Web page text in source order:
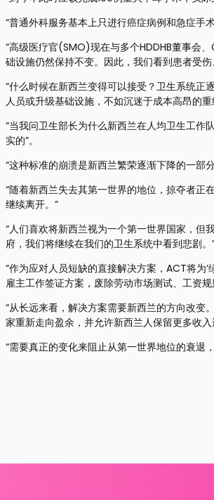
“普通外科服务基本上只进行癌症病例和急症手
“高级医疗官(SMO)现在与多个HDDHB董事会
础设施仍然保持不变。因此，我们看到患者受
“什么时候在新西兰变得可以接受？卫生系统正
人员或升级基础设施，不如沉迷于成本高昂的重
“当我问卫生部长为什么新西兰在人均卫生工作
实的”。
“这种标准的崩溃是新西兰繁荣逐渐下降的一部
“随着新西兰失去其第一世界的地位，掠夺者正
继续离开。”
“人们喜欢将新西兰视为一个第一世界国家，但
府，我们将继续在我们的卫生系统中看到悲剧。
“作为应对人员短缺的直接解决方案，ACT将为
雇主工作签证方案，废除劳动市场测试、工资
“从长远来看，解决方案需要新西兰的方向改变
家重新走向盈余，并允许新西兰人保留更多收入
“需要真正的变化来阻止从第一世界地位的衰退